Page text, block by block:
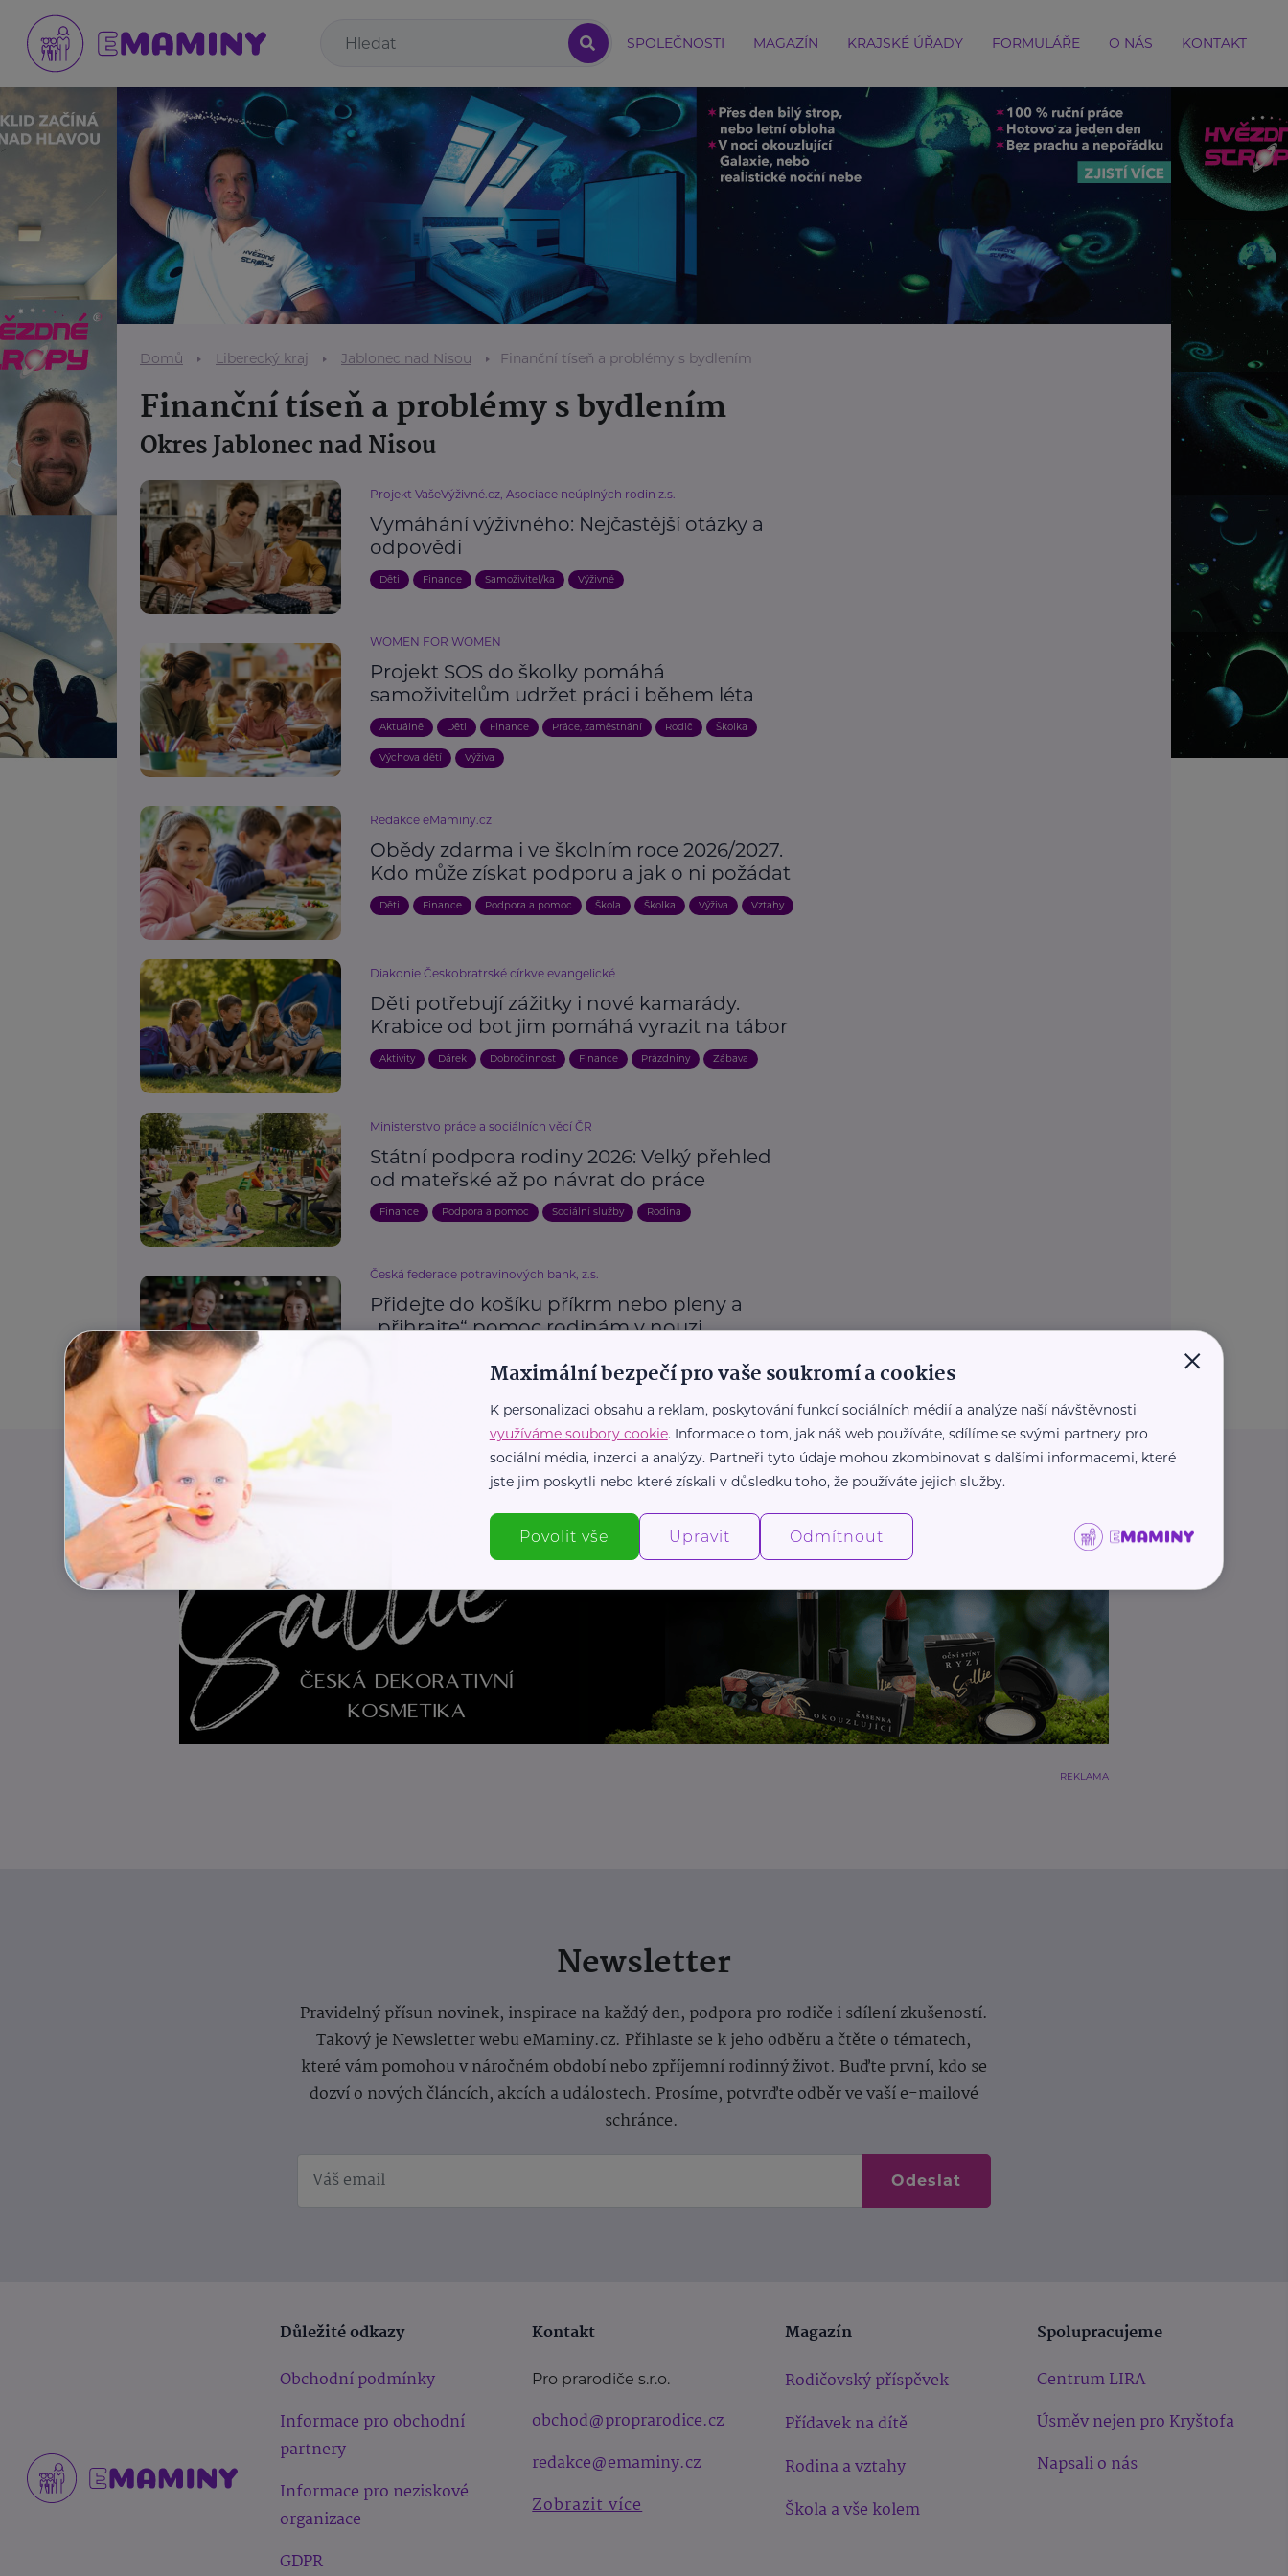
SPOLEČNOSTI MAGAZÍN KRAJSKÉ ÚŘADY FORMULÁŘE O NÁS KONTAKT
Domů Liberecký kraj Jablonec nad Nisou Finanční tíseň a problémy s bydlením
Finanční tíseň a problémy s bydlením
Okres Jablonec nad Nisou
Projekt VašeVýživné.cz, Asociace neúplných rodin z.s.
Vymáhání výživného: Nejčastější otázky a
odpovědi
Děti Finance Samoživitel/ka Výživné
WOMEN FOR WOMEN
Projekt SOS do školky pomáhá
samoživitelům udržet práci i během léta
Aktuálně Děti Finance Práce, zaměstnání Rodič Školka
Výchova dětí Výživa
Redakce eMaminy.cz
Obědy zdarma i ve školním roce 2026/2027.
Kdo může získat podporu a jak o ni požádat
Děti Finance Podpora a pomoc Škola Školka Výživa Vztahy
Diakonie Českobratrské církve evangelické
Děti potřebují zážitky i nové kamarády.
Krabice od bot jim pomáhá vyrazit na tábor
Aktivity Dárek Dobročinnost Finance Prázdniny Zábava
Ministerstvo práce a sociálních věcí ČR
Státní podpora rodiny 2026: Velký přehled
od mateřské až po návrat do práce
Finance Podpora a pomoc Sociální služby Rodina
Česká federace potravinových bank, z.s.
Přidejte do košíku příkrm nebo pleny a
„přihrajte“ pomoc rodinám v nouzi
Další články
REKLAMA
Newsletter
Pravidelný přísun novinek, inspirace na každý den, podpora pro rodiče i sdílení zkušeností.
Takový je Newsletter webu eMaminy.cz. Přihlaste se k jeho odběru a čtěte o tématech,
které vám pomohou v náročném období nebo zpříjemní rodinný život. Buďte první, kdo se
dozví o nových článcích, akcích a událostech. Prosíme, potvrďte odběr ve vaší e-mailové
schránce.
Odeslat
Důležité odkazy
Obchodní podmínky
Informace pro obchodní
partnery
Informace pro neziskové
organizace
GDPR
Kontakt
Pro prarodiče s.r.o.
obchod@proprarodice.cz
redakce@emaminy.cz
Zobrazit více
Magazín
Rodičovský příspěvek
Přídavek na dítě
Rodina a vztahy
Škola a vše kolem
Spolupracujeme
Centrum LIRA
Úsměv nejen pro Kryštofa
Napsali o nás
×
Maximální bezpečí pro vaše soukromí a cookies
K personalizaci obsahu a reklam, poskytování funkcí sociálních médií a analýze naší návštěvnosti
využíváme soubory cookie. Informace o tom, jak náš web používáte, sdílíme se svými partnery pro
sociální média, inzerci a analýzy. Partneři tyto údaje mohou zkombinovat s dalšími informacemi, které
jste jim poskytli nebo které získali v důsledku toho, že používáte jejich služby.
Povolit vše Upravit Odmítnout